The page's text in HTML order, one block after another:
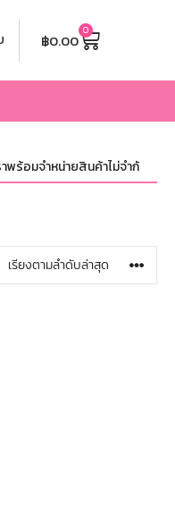
฿0.00 0
อมจำหน่ายสินค้าไม่จำกัดจำน